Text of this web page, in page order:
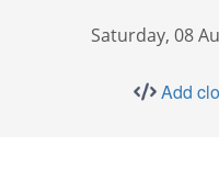
Saturday, 08
Add